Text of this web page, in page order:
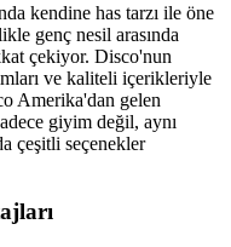
kendine has tarzı ile öne
genç nesil arasında
çekiyor. Disco'nun
ve kaliteli içerikleriyle
Amerika'dan gelen
giyim değil, aynı
çeşitli seçenekler